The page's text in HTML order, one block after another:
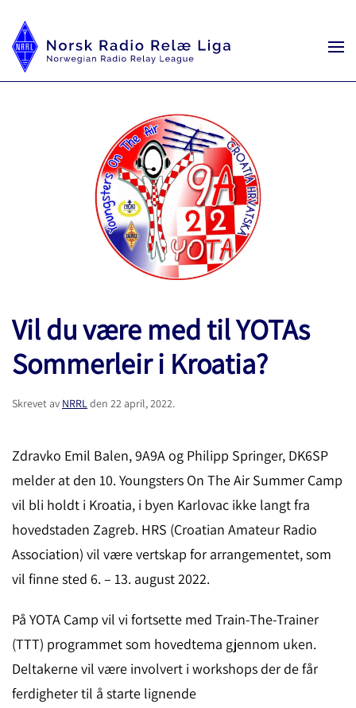
Vil du være med til YOTAs
Sommerleir i Kroatia?
Skrevet av NRRLden 22 april, 2022.
Zdravko Emil Balen, 9A9A og Philipp Springer, DK6SP
melder at den 10. Youngsters On The Air Summer Camp
vil bli holdt i Kroatia, i byen Karlovac ikke langt fra
hovedstaden Zagreb. HRS (Croatian Amateur Radio
Association) vil være vertskap for arrangementet, som
vil finne sted 6. – 13. august 2022.
På YOTA Camp vil vi fortsette med Train-The-Trainer
(TTT) programmet som hovedtema gjennom uken.
Deltakerne vil være involvert i workshops der de får
ferdigheter til å starte lignende